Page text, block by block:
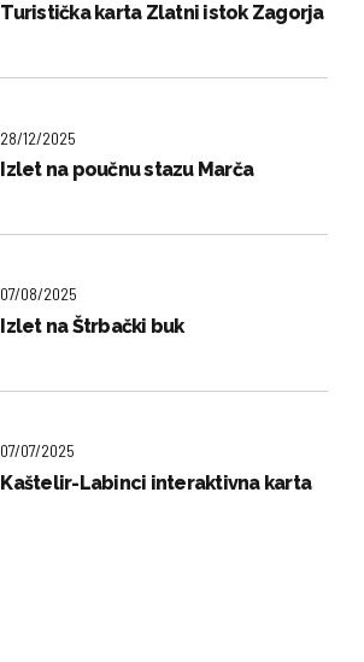
Turistička karta Zlatni istok Zagorja
28/12/2025
Izlet na poučnu stazu Marča
07/08/2025
Izlet na Štrbački buk
07/07/2025
Kaštelir-Labinci interaktivna karta